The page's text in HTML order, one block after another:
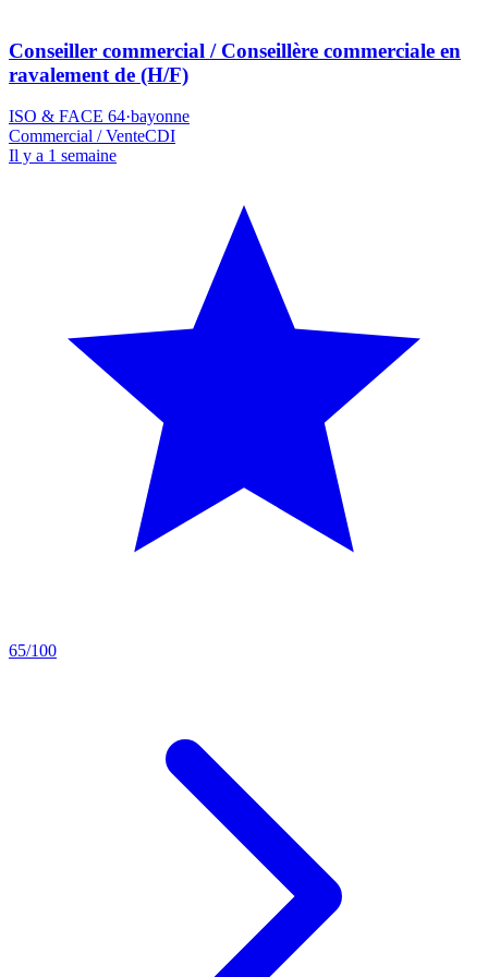
Conseiller commercial / Conseillère commerciale en
ravalement de (H/F)
ISO & FACE 64·bayonne
Commercial / VenteCDI
Il y a 1 semaine
65/100